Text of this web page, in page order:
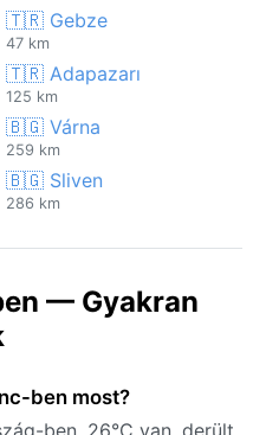
🇹🇷 Gebze
47 km
🇹🇷 Adapazarı
125 km
🇧🇬 Várna
259 km
🇧🇬 Sliven
286 km
— Gyakran
ben most?
ben, 26°C van, derült.